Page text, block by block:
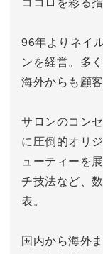
96年よりネイ
ンを経営。 多
海外からも顧
サロンのコン
に圧倒的オリ
ューティーを展
チ技法など、
表。
国内から海外